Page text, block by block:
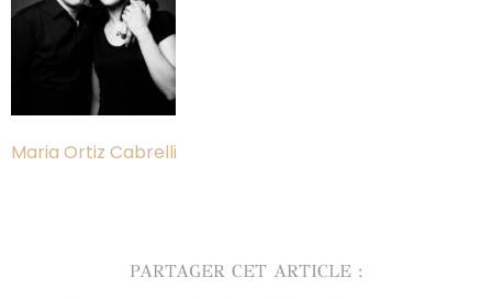
Maria Ortiz Cabrelli
PARTAGER CET ARTICLE :